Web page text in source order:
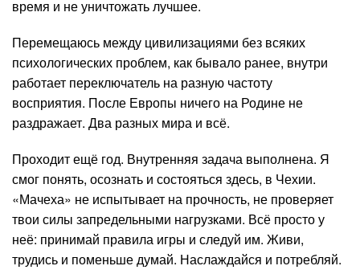
время и не уничтожать лучшее.
Перемещаюсь между цивилизациями без всяких
психологических проблем, как бывало ранее, внутри
работает переключатель на разную частоту
восприятия. После Европы ничего на Родине не
раздражает. Два разных мира и всё.
Проходит ещё год. Внутренняя задача выполнена. Я
смог понять, осознать и состояться здесь, в Чехии.
«Мачеха» не испытывает на прочность, не проверяет
твои силы запредельными нагрузками. Всё просто у
неё: принимай правила игры и следуй им. Живи,
трудись и поменьше думай. Наслаждайся и потребляй.